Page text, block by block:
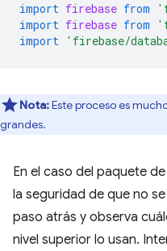
import firebase from
import firebase from
import 'firebase/
Nota:Este proceso es
grandes.
En el caso del paquete
la seguridad de que no
paso atrás y observa
nivel superior lo usan.